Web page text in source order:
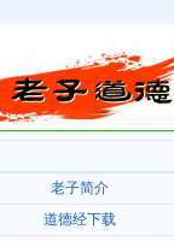
老子简介
道德经下载